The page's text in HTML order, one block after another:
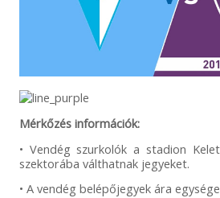
Mérkőzés információk:
• Vendég szurkolók a stadion
szektorába válthatnak jegyeket.
• A vendég belépőjegyek ára